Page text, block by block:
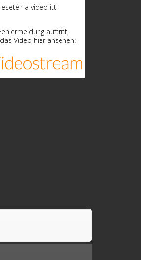
a video itt
auftritt,
Video hier ansehen: